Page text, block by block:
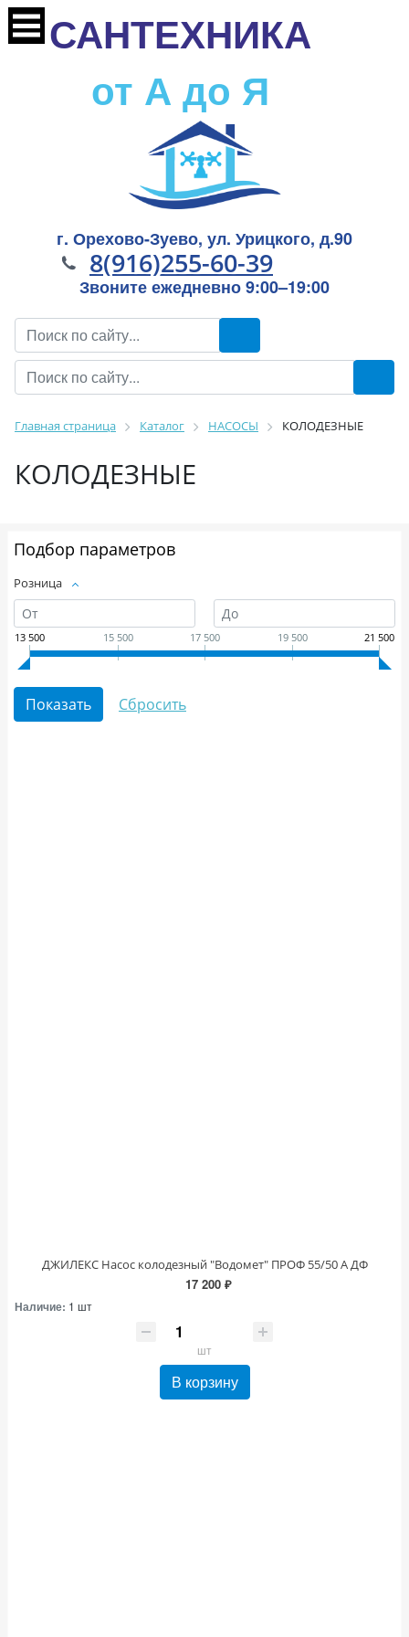
САНТЕХНИКА
от А до Я
г. Орехово-Зуево, ул. Урицкого, д.90
8(916)255-60-39
Звоните ежедневно 9:00–19:00
Главная страница Каталог НАСОСЫ КОЛОДЕЗНЫЕ
КОЛОДЕЗНЫЕ
Подбор параметров
Розница
13 500 15 500 17 500 19 500 21 500
ДЖИЛЕКС Насос колодезный "Водомет" ПРОФ 55/50 А ДФ
17 200 ₽
Наличие: 1 шт
шт
В корзину